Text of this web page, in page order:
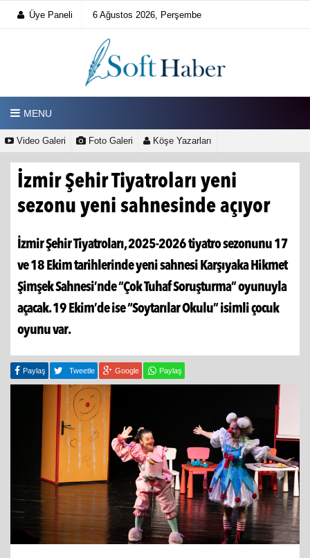
Üye Paneli 6 Ağustos 2026, Perşembe
MENU
Video Galeri Foto Galeri Köşe Yazarları
İzmir Şehir Tiyatroları yeni
sezonu yeni sahnesinde açıyor
İzmir Şehir Tiyatroları, 2025-2026 tiyatro sezonunu 17
ve 18 Ekim tarihlerinde yeni sahnesi Karşıyaka Hikmet
Şimşek Sahnesi’nde “Çok Tuhaf Soruşturma” oyunuyla
açacak. 19 Ekim’de ise “Soytarılar Okulu” isimli çocuk
oyunu var.
Paylaş Tweetle Google Paylaş